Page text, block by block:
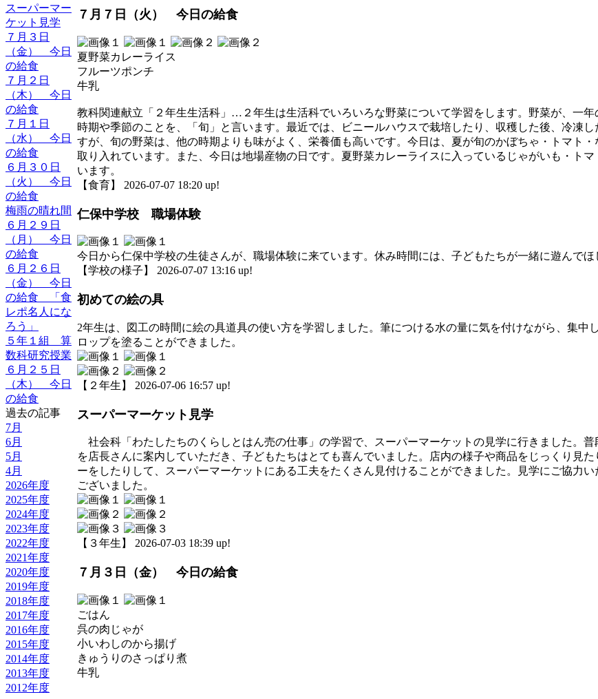
スーパーマー
ケット見学
７月３日
（金） 今日
の給食
７月２日
（木） 今日
の給食
７月１日
（水） 今日
の給食
６月３０日
（火） 今日
の給食
梅雨の晴れ間
６月２９日
（月） 今日
の給食
６月２６日
（金） 今日
の給食 「食
レポ名人にな
ろう」
５年１組 算
数科研究授業
６月２５日
（木） 今日
の給食
過去の記事
7月
6月
5月
4月
2026年度
2025年度
2024年度
2023年度
2022年度
2021年度
2020年度
2019年度
2018年度
2017年度
2016年度
2015年度
2014年度
2013年度
2012年度
７月７日（火） 今日の給食
夏野菜カレーライス
フルーツポンチ
牛乳
教科関連献立「２年生生活科」…２年生は生活科でいろいろな野菜について学習をします。野菜が、一
時期や季節のことを、「旬」と言います。最近では、ビニールハウスで栽培したり、収穫した後、冷凍
すが、旬の野菜は、他の時期よりも味がよく、栄養価も高いです。今日は、夏が旬のかぼちゃ・トマト
取り入れています。また、今日は地場産物の日です。夏野菜カレーライスに入っているじゃがいも・ト
います。
【食育】 2026-07-07 18:20 up!
仁保中学校 職場体験
今日から仁保中学校の生徒さんが、職場体験に来ています。休み時間には、子どもたちが一緒に遊んでほ
【学校の様子】 2026-07-07 13:16 up!
初めての絵の具
2年生は、図工の時間に絵の具道具の使い方を学習しました。筆につける水の量に気を付けながら、集中
ロップを塗ることができました。
【２年生】 2026-07-06 16:57 up!
スーパーマーケット見学
社会科「わたしたちのくらしとはん売の仕事」の学習で、スーパーマーケットの見学に行きました。
を店長さんに案内していただき、子どもたちはとても喜んでいました。店内の様子や商品をじっくり見
ーをしたりして、スーパーマーケットにある工夫をたくさん見付けることができました。見学にご協力
ございました。
【３年生】 2026-07-03 18:39 up!
７月３日（金） 今日の給食
ごはん
呉の肉じゃが
小いわしのから揚げ
きゅうりのさっぱり煮
牛乳